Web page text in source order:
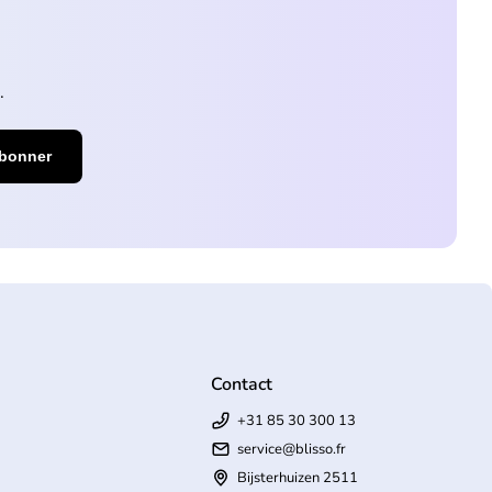
Contact
+31 85 30 300 13
service@blisso.fr
Bijsterhuizen 2511